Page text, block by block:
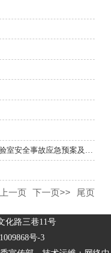
一页 下一页>> 尾页
化路三巷11号
号-3